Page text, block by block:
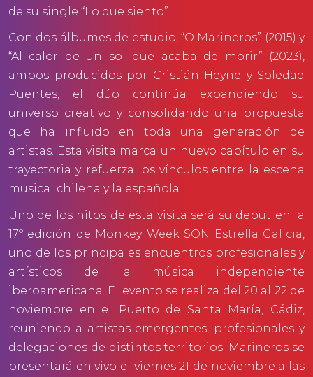
de su single “Lo que siento”.
Con dos álbumes de estudio, “O Marineros” (2015) y
“Al calor de un sol que acaba de morir” (2023),
ambos producidos por Cristián Heyne y Soledad
Puentes, el dúo continúa expandiendo su
universo creativo y consolidando una propuesta
que ha influido en toda una generación de
artistas. Esta visita marca un nuevo capítulo en su
trayectoria y refuerza los vínculos entre la escena
musical chilena y la española.
Uno de los hitos de esta visita será su debut en la
17º edición de Monkey Week SON Estrella Galicia,
uno de los principales encuentros profesionales y
artísticos de la música independiente
iberoamericana. El evento se realiza del 20 al 22 de
noviembre en el Puerto de Santa María, Cádiz,
reuniendo a artistas emergentes, profesionales y
delegaciones de distintos territorios. Marineros se
presentará en vivo el viernes 21 de noviembre a las